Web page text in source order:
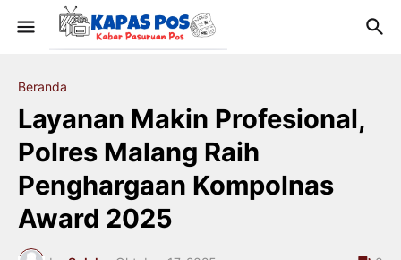
Beranda
Layanan Makin Profesional,
Polres Malang Raih
Penghargaan Kompolnas
Award 2025